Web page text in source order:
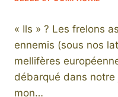
« Ils » ? Les frelons
ennemis (sous nos
mellifères
débarqué dans
mon…